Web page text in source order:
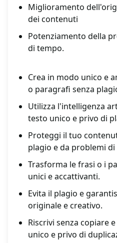
Miglioramento
dei contenuti
Potenziamento della
di tempo.
Crea in modo unico e
o paragrafi senza
Utilizza l'intelligenza
testo unico e privo di
Proteggi il tuo
plagio e da problemi
Trasforma le frasi o i
unici e accattivanti.
Evita il plagio e
originale e creativo.
Riscrivi senza copiare
unico e privo di